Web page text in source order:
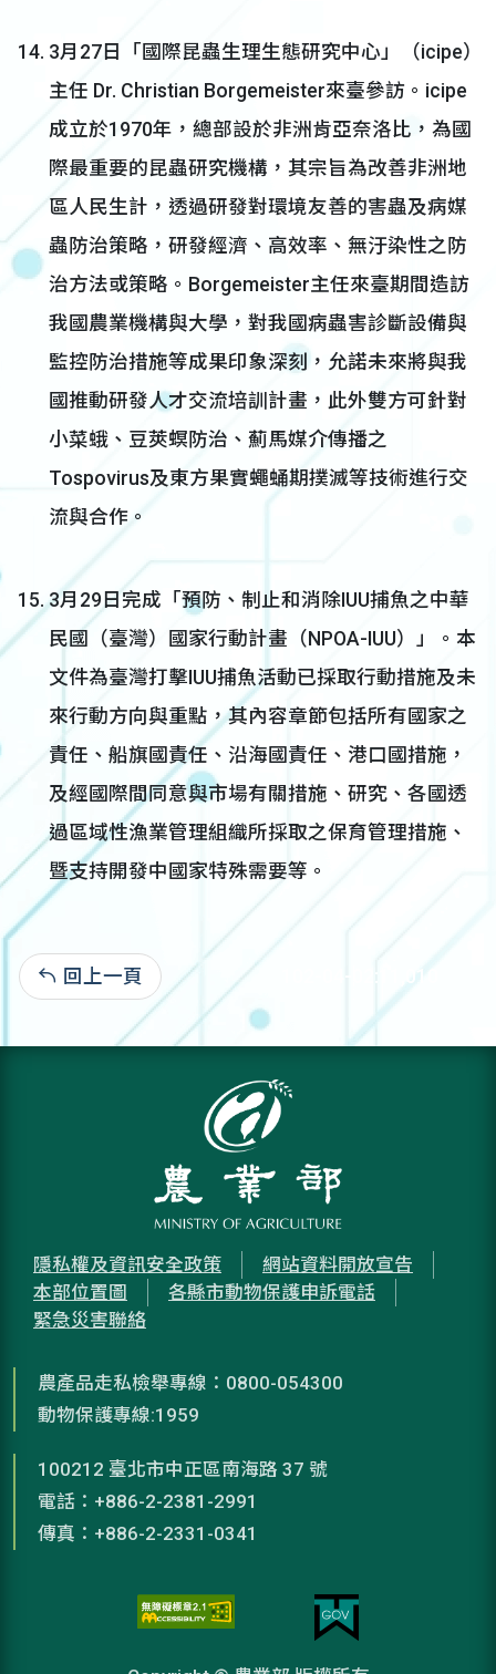
3月27日「國際昆蟲生理生態研究中心」（icipe）
主任 Dr. Christian Borgemeister來臺參訪。icipe
成立於1970年，總部設於非洲肯亞奈洛比，為國
際最重要的昆蟲研究機構，其宗旨為改善非洲地
區人民生計，透過研發對環境友善的害蟲及病媒
蟲防治策略，研發經濟、高效率、無汙染性之防
治方法或策略。Borgemeister主任來臺期間造訪
我國農業機構與大學，對我國病蟲害診斷設備與
監控防治措施等成果印象深刻，允諾未來將與我
國推動研發人才交流培訓計畫，此外雙方可針對
小菜蛾、豆莢螟防治、薊馬媒介傳播之
Tospovirus及東方果實蠅蛹期撲滅等技術進行交
流與合作。
3月29日完成「預防、制止和消除IUU捕魚之中華
民國（臺灣）國家行動計畫（NPOA-IUU）」。本
文件為臺灣打擊IUU捕魚活動已採取行動措施及未
來行動方向與重點，其內容章節包括所有國家之
責任、船旗國責任、沿海國責任、港口國措施，
及經國際間同意與市場有關措施、研究、各國透
過區域性漁業管理組織所採取之保育管理措施、
暨支持開發中國家特殊需要等。
回上一頁 102-04-02:11,010
隱私權及資訊安全政策
網站資料開放宣告
本部位置圖
各縣市動物保護申訴電話
緊急災害聯絡
農產品走私檢舉專線：0800-054300
動物保護專線:1959
100212 臺北市中正區南海路 37 號
電話：+886-2-2381-2991
傳真：+886-2-2331-0341